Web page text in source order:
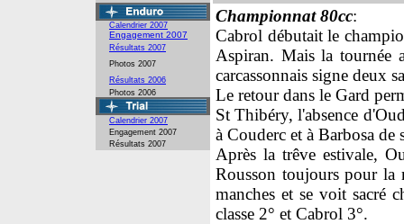
Calendrier 2007
Engagement 2007
Résultats 2007
Photos 2007
Résultats 2006
Photos 2006
Calendrier 2007
Engagement 2007
Résultats 2007
Championnat 80cc:
Cabrol débutait le
Aspiran. Mais la tournée
carcassonnais signe deux
Le retour dans le Gard
St Thibéry, l'absence
à Couderc et à Barbosa de
Après la trêve estivale,
Rousson toujours pour la
manches et se voit sacré
classe 2° et Cabrol 3°.